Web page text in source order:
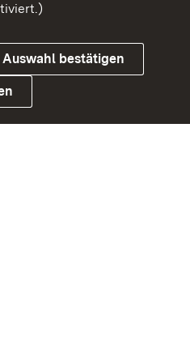
Auswahl bestätigen